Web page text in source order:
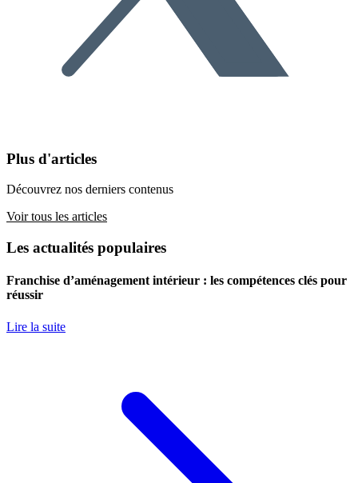
Plus d'articles
Découvrez nos derniers contenus
Voir tous les articles
Les actualités populaires
Franchise d’aménagement intérieur : les compétences clés pour
réussir
Lire la suite